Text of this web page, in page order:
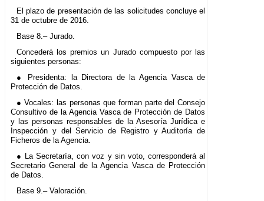
El plazo de presentación de las solicitudes concluye el
31 de octubre de 2016.
Base 8.– Jurado.
Concederá los premios un Jurado compuesto por las
siguientes personas:
● Presidenta: la Directora de la Agencia Vasca de
Protección de Datos.
● Vocales: las personas que forman parte del Consejo
Consultivo de la Agencia Vasca de Protección de Datos
y las personas responsables de la Asesoría Jurídica e
Inspección y del Servicio de Registro y Auditoría de
Ficheros de la Agencia.
● La Secretaría, con voz y sin voto, corresponderá al
Secretario General de la Agencia Vasca de Protección
de Datos.
Base 9.– Valoración.